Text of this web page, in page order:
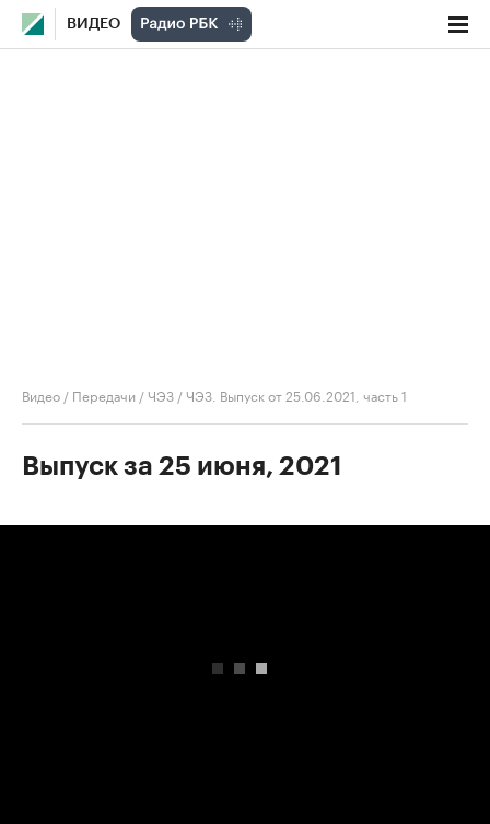
ВИДЕО
Видео / Передачи /ЧЭЗ /ЧЭЗ. Выпуск от 25.06.2021, часть 1
Выпуск за 25 июня, 2021